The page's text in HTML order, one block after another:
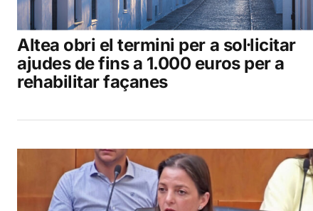
Altea obri el termini per a sol·licitar
ajudes de fins a 1.000 euros per a
rehabilitar façanes